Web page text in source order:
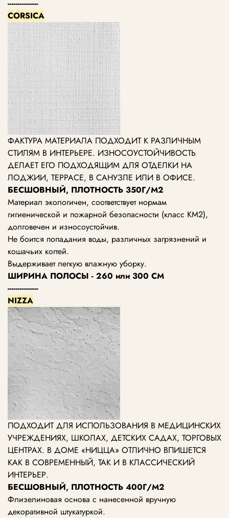
---------------
CORSICA
ФАКТУРА МАТЕРИАЛА ПОДХОДИТ К РАЗЛИЧНЫМ
СТИЛЯМ В ИНТЕРЬЕРЕ. ИЗНОСОУСТОЙЧИВОСТЬ
ДЕЛАЕТ ЕГО ПОДХОДЯЩИМ ДЛЯ ОТДЕЛКИ НА
ЛОДЖИИ, ТЕРРАСЕ, В САНУЗЛЕ ИЛИ В ОФИСЕ.
БЕСШОВНЫЙ, ПЛОТНОСТЬ 350Г/М2
Материал экологичен, соответствует нормам
гигиенической и пожарной безопасности (класс КМ2),
долговечен и износоустойчив.
Не боится попадания воды, различных загрязнений и
кошачьих когтей.
Выдерживает легкую влажную уборку.
ШИРИНА ПОЛОСЫ - 260 или 300 СМ
---------------
NIZZA
ПОДХОДИТ ДЛЯ ИСПОЛЬЗОВАНИЯ В МЕДИЦИНСКИХ
УЧРЕЖДЕНИЯХ, ШКОЛАХ, ДЕТСКИХ САДАХ, ТОРГОВЫХ
ЦЕНТРАХ. В ДОМЕ «НИЦЦА» ОТЛИЧНО ВПИШЕТСЯ
КАК В СОВРЕМЕННЫЙ, ТАК И В КЛАССИЧЕСКИЙ
ИНТЕРЬЕР.
БЕСШОВНЫЙ, ПЛОТНОСТЬ 400Г/М2
Флизелиновая основа с нанесенной вручную
декоративной штукатуркой.